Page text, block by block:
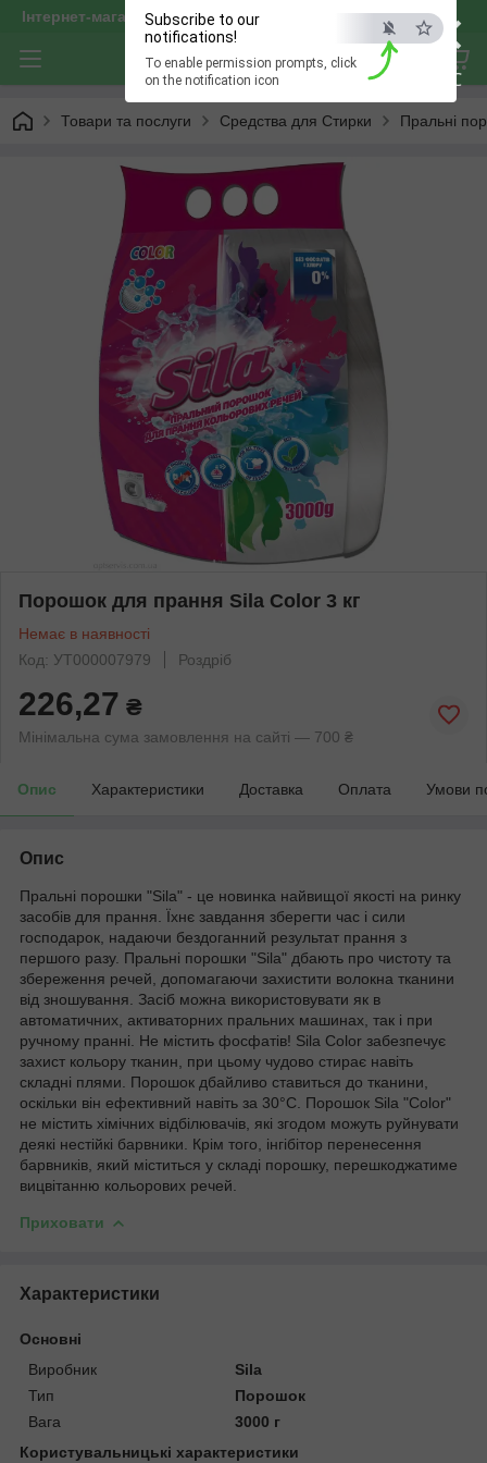
×
ESC
Subscribe to our
notifications!
To enable permission prompts, click
on the notification icon
Інтернет-магазин "optservis"
Товари та послуги Средства для Стирки Пральні
Порошок для прання Sila Color 3 кг
Немає в наявності
Код: УТ000007979
Роздріб
226,27 ₴
Мінімальна сума замовлення на сайті — 700 ₴
Опис Характеристики Доставка Оплата Умови
Опис
Пральні порошки "Sila" - це новинка найвищої якості на ринку
засобів для прання. Їхнє завдання зберегти час і сили
господарок, надаючи бездоганний результат прання з
першого разу. Пральні порошки "Sila" дбають про чистоту та
збереження речей, допомагаючи захистити волокна тканини
від зношування. Засіб можна використовувати як в
автоматичних, активаторних пральних машинах, так і при
ручному пранні. Не містить фосфатів! Sila Color забезпечує
захист кольору тканин, при цьому чудово стирає навіть
складні плями. Порошок дбайливо ставиться до тканини,
оскільки він ефективний навіть за 30°С. Порошок Sila "Color"
не містить хімічних відбілювачів, які згодом можуть руйнувати
деякі нестійкі барвники. Крім того, інгібітор перенесення
барвників, який міститься у складі порошку, перешкоджатиме
вицвітанню кольорових речей.
Приховати
Характеристики
Основні
Виробник
Sila
Тип
Порошок
Вага
3000 г
Користувальницькі характеристики